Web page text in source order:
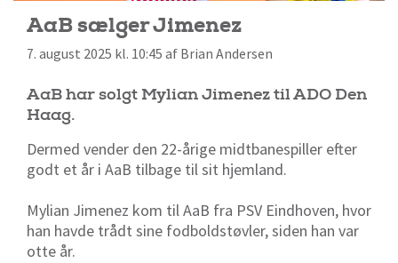
AaB sælger Jimenez
7. august 2025 kl. 10:45 af Brian Andersen
AaB har solgt Mylian Jimenez til ADO Den
Haag.
Dermed vender den 22-årige midtbanespiller efter
godt et år i AaB tilbage til sit hjemland.
Mylian Jimenez kom til AaB fra PSV Eindhoven, hvor
han havde trådt sine fodboldstøvler, siden han var
otte år.